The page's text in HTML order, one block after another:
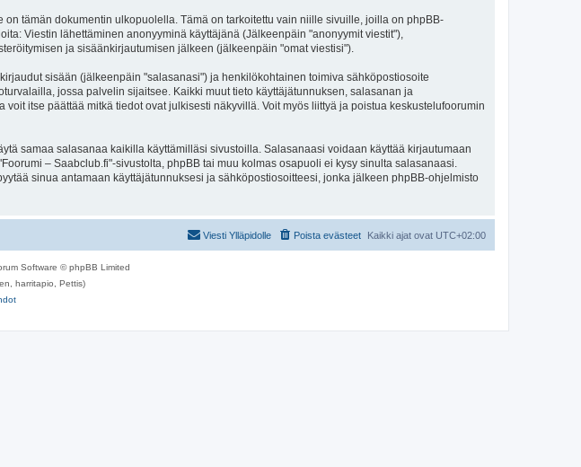
tämän dokumentin ulkopuolella. Tämä on tarkoitettu vain niille sivuille, joilla on phpBB-
Viestin lähettäminen anonyyminä käyttäjänä (Jälkeenpäin "anonyymit viestit"),
ja sisäänkirjautumisen jälkeen (jälkeenpäin "omat viestisi").
sisään (jälkeenpäin "salasanasi") ja henkilökohtainen toimiva sähköpostiosoite
jossa palvelin sijaitsee. Kaikki muut tieto käyttäjätunnuksen, salasanan ja
itse päättää mitkä tiedot ovat julkisesti näkyvillä. Voit myös liittyä ja poistua keskustelufoorumin
samaa salasanaa kaikilla käyttämilläsi sivustoilla. Salasanaasi voidaan käyttää kirjautumaan
– Saabclub.fi"-sivustolta, phpBB tai muu kolmas osapuoli ei kysy sinulta salasanaasi.
sinua antamaan käyttäjätunnuksesi ja sähköpostiosoitteesi, jonka jälkeen phpBB-ohjelmisto
Kaikki ajat ovat UTC+02:00
Poista evästeet
Viesti Ylläpidolle
Software © phpBB Limited
harritapio, Pettis)